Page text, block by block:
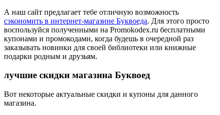
А наш сайт предлагает тебе отличную возможность
сэкономить в интернет-магазине Буквоеда. Для этого просто
воспользуйся полученными на Promokodex.ru бесплатными
купонами и промокодами, когда будешь в очередной раз
заказывать новинки для своей библиотеки или книжные
подарки родным и друзьям.
лучшие скидки магазина Буквоед
Вот некоторые актуальные скидки и купоны для данного
магазина.